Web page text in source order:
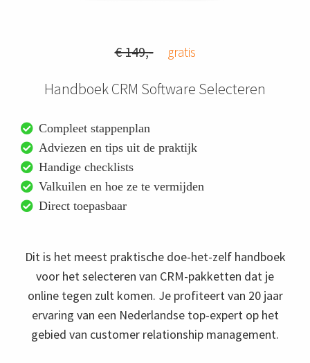
€ 149,- gratis
Handboek CRM Software Selecteren
Compleet stappenplan
Adviezen en tips uit de praktijk
Handige checklists
Valkuilen en hoe ze te vermijden
Direct toepasbaar
Dit is het meest praktische doe-het-zelf handboek
voor het selecteren van CRM-pakketten dat je
online tegen zult komen. Je profiteert van 20 jaar
ervaring van een Nederlandse top-expert op het
gebied van customer relationship management.
van